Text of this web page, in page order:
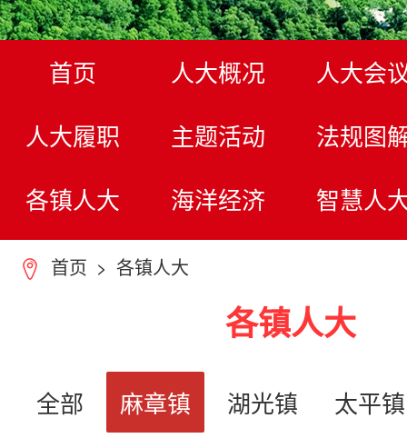
首页 人大概况
人大会
人大履职
主题活动
法规图
各镇人大
海洋经济 智慧人
7 首页 > 各镇人大
各镇人大
全部 麻章镇 湖光镇 太平镇